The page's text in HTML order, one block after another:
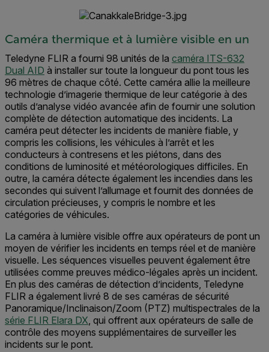
Caméra thermique et à lumière visible en un
Teledyne FLIR a fourni 98 unités de la caméra ITS-632
Dual AID à installer sur toute la longueur du pont tous les
96 mètres de chaque côté. Cette caméra allie la meilleure
technologie d’imagerie thermique de leur catégorie à des
outils d’analyse vidéo avancée afin de fournir une solution
complète de détection automatique des incidents. La
caméra peut détecter les incidents de manière fiable, y
compris les collisions, les véhicules à l’arrêt et les
conducteurs à contresens et les piétons, dans des
conditions de luminosité et météorologiques difficiles. En
outre, la caméra détecte également les incendies dans les
secondes qui suivent l’allumage et fournit des données de
circulation précieuses, y compris le nombre et les
catégories de véhicules.
La caméra à lumière visible offre aux opérateurs de pont un
moyen de vérifier les incidents en temps réel et de manière
visuelle. Les séquences visuelles peuvent également être
utilisées comme preuves médico-légales après un incident.
En plus des caméras de détection d’incidents, Teledyne
FLIR a également livré 8 de ses caméras de sécurité
Panoramique/Inclinaison/Zoom (PTZ) multispectrales de la
série FLIR Elara DX, qui offrent aux opérateurs de salle de
contrôle des moyens supplémentaires de surveiller les
incidents sur le pont.